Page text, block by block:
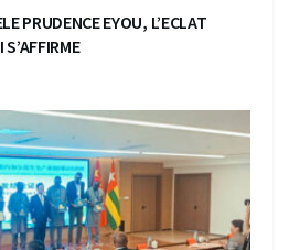
PRUDENCE EYOU, L’ECLAT